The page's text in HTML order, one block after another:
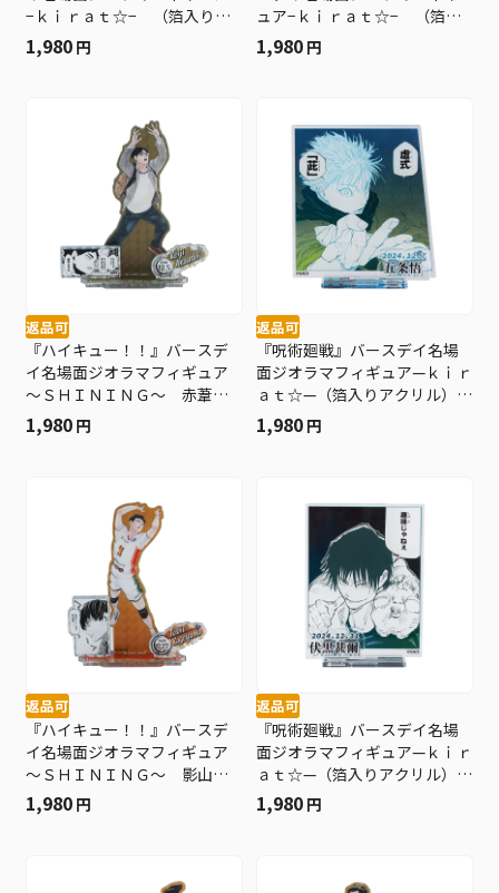
−ｋｉｒａｔ☆− （箔入りア
クリル） 東峰旭 ＢＥ１
1,980 円
ュア−ｋｉｒａｔ☆− （箔入
りアクリル） カポネ・ベッ
ジ ＢＥ１
1,980 円
返品可
『ハイキュー！！』バースデ
イ名場面ジオラマフィギュア
～ＳＨＩＮＩＮＧ～ 赤葦京
治 ＢＤ４
1,980 円
返品可
『呪術廻戦』バースデイ名場
面ジオラマフィギュア—ｋｉｒ
ａｔ☆—（箔入りアクリル）
五条悟 ＢＤ４
1,980 円
返品可
『ハイキュー！！』バースデ
イ名場面ジオラマフィギュア
～ＳＨＩＮＩＮＧ～ 影山飛
雄 ＢＤ４
1,980 円
返品可
『呪術廻戦』バースデイ名場
面ジオラマフィギュア—ｋｉｒ
ａｔ☆—（箔入りアクリル）
伏黒甚爾 ＢＤ４
1,980 円